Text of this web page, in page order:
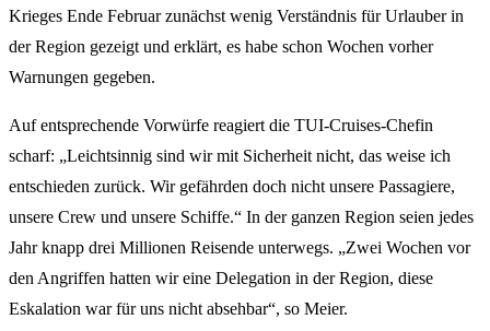
Krieges Ende Februar zunächst wenig Verständnis für Urlauber in
der Region gezeigt und erklärt, es habe schon Wochen vorher
Warnungen gegeben.
Auf entsprechende Vorwürfe reagiert die TUI-Cruises-Chefin
scharf: „Leichtsinnig sind wir mit Sicherheit nicht, das weise ich
entschieden zurück. Wir gefährden doch nicht unsere Passagiere,
unsere Crew und unsere Schiffe.“ In der ganzen Region seien jedes
Jahr knapp drei Millionen Reisende unterwegs. „Zwei Wochen vor
den Angriffen hatten wir eine Delegation in der Region, diese
Eskalation war für uns nicht absehbar“, so Meier.